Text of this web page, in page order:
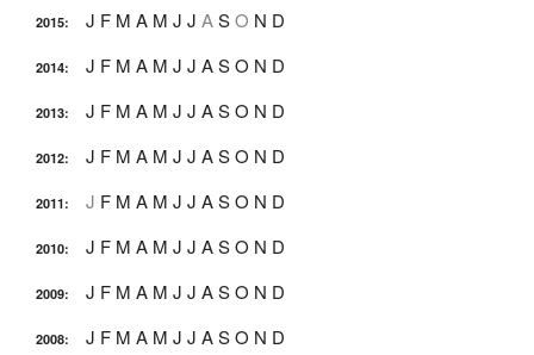
2015: J F M A M J J ASO N D
2014: J F M A M J J ASO N D
2013: J F M A M J J ASO N D
2012: J F M A M J J ASO N D
2011: J F M A M J J ASO N D
2010: J F M A M J J ASO N D
2009: J F M A M J J ASO N D
2008: J F M A M J J ASO N D